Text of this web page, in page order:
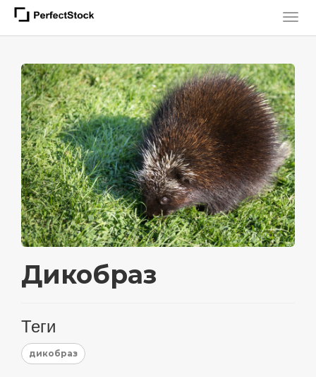
Дикобраз
Теги
дикобраз